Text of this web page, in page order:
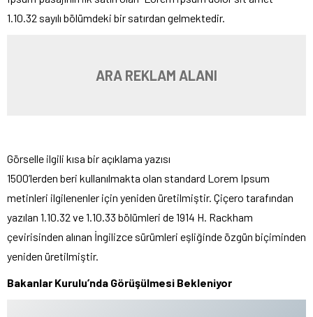
1.10.32 sayılı bölümdeki bir satırdan gelmektedir.
ARA REKLAM ALANI
Görselle ilgili kısa bir açıklama yazısı
1500’lerden beri kullanılmakta olan standard Lorem Ipsum
metinleri ilgilenenler için yeniden üretilmiştir. Çiçero tarafından
yazılan 1.10.32 ve 1.10.33 bölümleri de 1914 H. Rackham
çevirisinden alınan İngilizce sürümleri eşliğinde özgün biçiminden
yeniden üretilmiştir.
Bakanlar Kurulu’nda Görüşülmesi Bekleniyor